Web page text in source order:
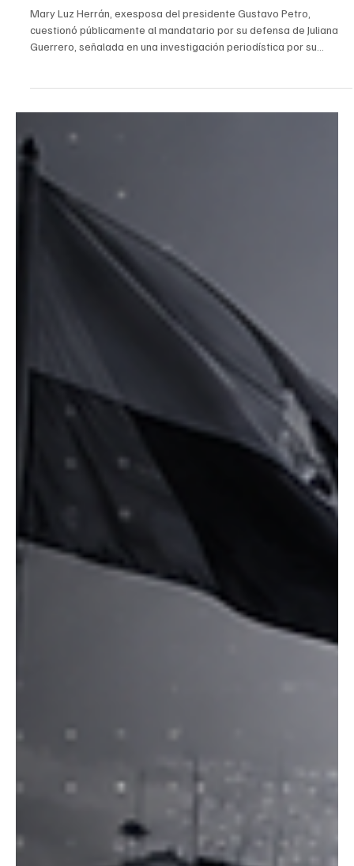
Exesposa de Petro rompe su silencio por caso
Juliana Guerrero “No defiendas lo indefendible”
Mary Luz Herrán, exesposa del presidente Gustavo Petro,
cuestionó públicamente al mandatario por su defensa de Juliana
Guerrero, señalada en una investigación periodística por su
presunta participación en una red que habría buscado favorecer
contratos públicos en los ministerios de Vivienda y del Interior. La
controversia también incluye dudas sobre un supuesto título
universitario irregular con el que Guerrero habría intentado llegar a